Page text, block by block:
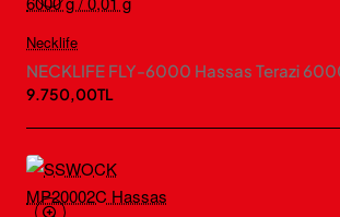
Necklife
NECKLIFE FLY-6000 Hassas Terazi
9.750,00TL